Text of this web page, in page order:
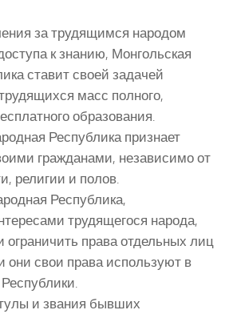
за трудящимся народом
к знанию, Монгольская
ставит своей задачей
масс полного,
образования.
Республика признает
гражданами, независимо от
религии и полов.
Республика,
трудящегося народа,
права отдельных лиц
они свои права используют в
и звания бывших